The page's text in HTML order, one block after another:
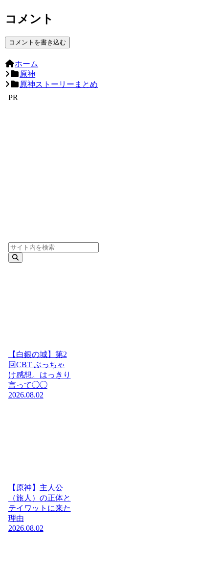
コメント
コメントを書き込む
ホーム
原神
原神ストーリーまとめ
PR
【白銀の城】第2
回CBT ぶっちゃ
け感想。はっきり
言って◯◯
2026.08.02
【原神】主人公
（旅人）の正体と
テイワットに来た
理由
2026.08.02